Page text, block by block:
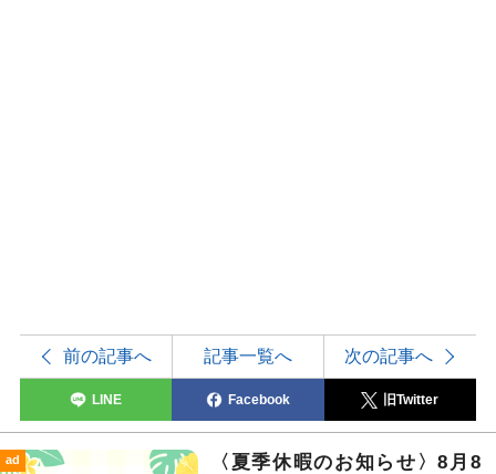
前の記事へ 記事一覧へ 次の記事へ
LINE Facebook 旧Twitter
ad
〈夏季休暇のお知らせ〉8月8